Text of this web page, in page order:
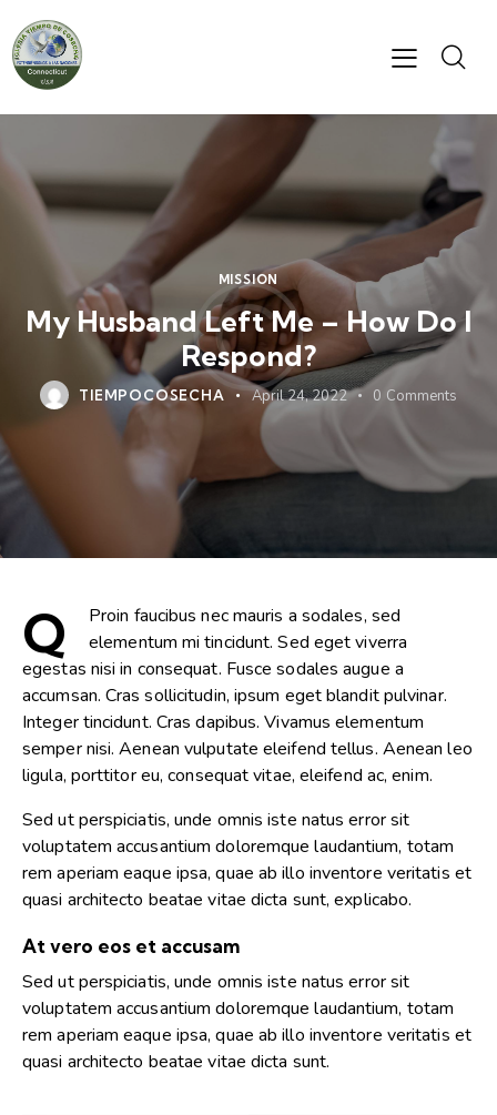
MISSION
My Husband Left Me – How Do I
Respond?
TIEMPOCOSECHA April 24, 2022 0 Comments
Q
Proin faucibus nec mauris a sodales, sed
elementum mi tincidunt. Sed eget viverra
egestas nisi in consequat. Fusce sodales augue a
accumsan. Cras sollicitudin, ipsum eget blandit pulvinar.
Integer tincidunt. Cras dapibus. Vivamus elementum
semper nisi. Aenean vulputate eleifend tellus. Aenean leo
ligula, porttitor eu, consequat vitae, eleifend ac, enim.
Sed ut perspiciatis, unde omnis iste natus error sit
voluptatem accusantium doloremque laudantium, totam
rem aperiam eaque ipsa, quae ab illo inventore veritatis et
quasi architecto beatae vitae dicta sunt, explicabo.
At vero eos et accusam
Sed ut perspiciatis, unde omnis iste natus error sit
voluptatem accusantium doloremque laudantium, totam
rem aperiam eaque ipsa, quae ab illo inventore veritatis et
quasi architecto beatae vitae dicta sunt.